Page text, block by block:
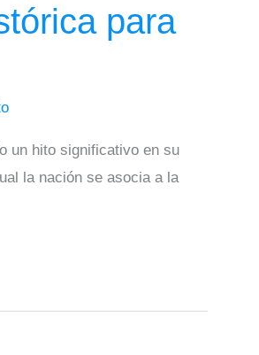
para
un hito significativo en su
la nación se asocia a la